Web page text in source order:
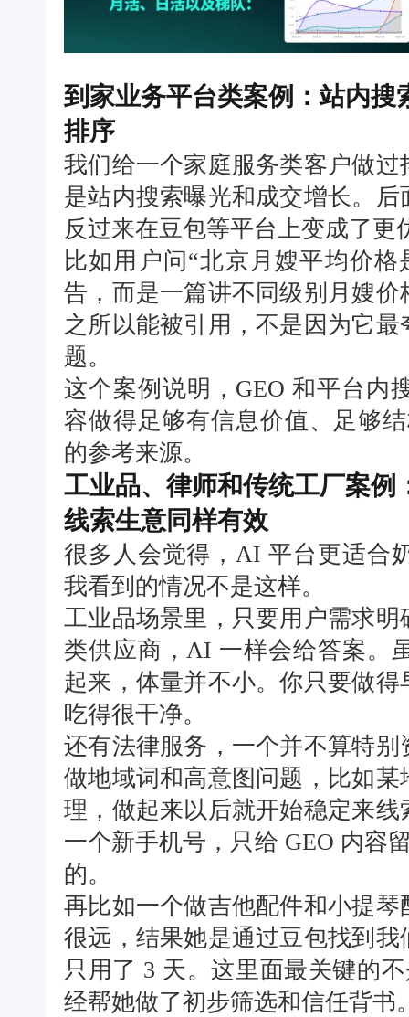
到家业务平台类案例：站内
排序
我们给一个家庭服务类客户做
是站内搜索曝光和成交增长。
反过来在豆包等平台上变成了更
比如用户问“北京月嫂平均价
告，而是一篇讲不同级别月嫂
之所以能被引用，不是因为它
题。
这个案例说明，GEO 和平台内
容做得足够有信息价值、足够
的参考来源。
工业品、律师和传统工厂案
线索生意同样有效
很多人会觉得，AI 平台更适合
我看到的情况不是这样。
工业品场景里，只要用户需求
类供应商，AI 一样会给答案。
起来，体量并不小。你只要做
吃得很干净。
还有法律服务，一个并不算特
做地域词和高意图问题，比如
理，做起来以后就开始稳定来
一个新手机号，只给 GEO 内容
的。
再比如一个做吉他配件和小提
很远，结果她是通过豆包找到
只用了 3 天。这里面最关键的
经帮她做了初步筛选和信任背书